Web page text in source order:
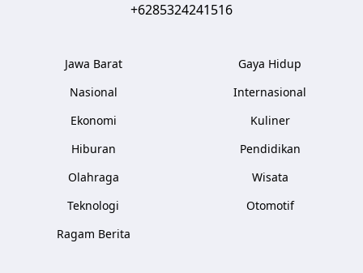
+6285324241516
Jawa Barat
Nasional
Ekonomi
Hiburan
Olahraga
Teknologi
Ragam Berita
Gaya Hidup
Internasional
Kuliner
Pendidikan
Wisata
Otomotif